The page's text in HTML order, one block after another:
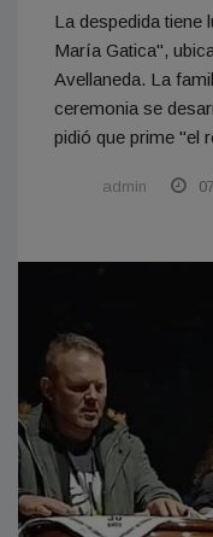
La despedida tiene
María Gatica",
Avellaneda. La
ceremonia se
pidió que prime "el
admin